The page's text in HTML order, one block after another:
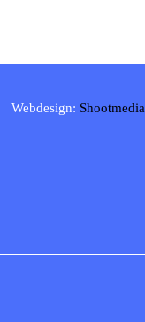
Webdesign: Shootmedia